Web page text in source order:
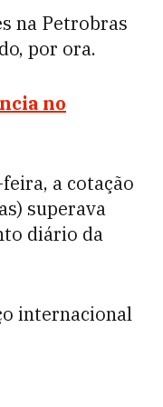
na Petrobras
por ora.
no
a cotação
superava
diário da
internacional